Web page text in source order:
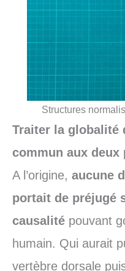
Structures
Traiter la globalité
commun aux deux
A l’origine, aucune
portait de préjugé
causalité pouvant
humain. Qui aurait
vertèbre dorsale